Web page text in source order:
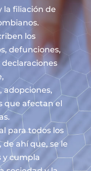
la filiación de
los
defunciones,
declaraciones
adopciones,
que afectan el
para todos los
ahí que, se le
y cumpla